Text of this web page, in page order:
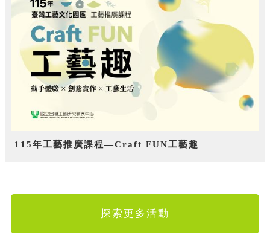
115年工藝推廣課程—Craft FUN工藝趣
探索更多活動